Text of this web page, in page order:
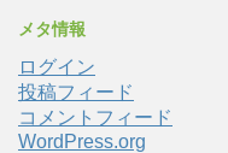
メタ情報
ログイン
投稿フィード
コメントフィード
WordPress.org